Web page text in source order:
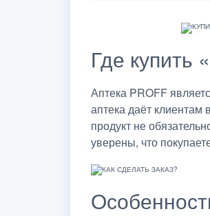
Где купить
Аптека PROFF
аптека даёт
продукт не
уверены, что